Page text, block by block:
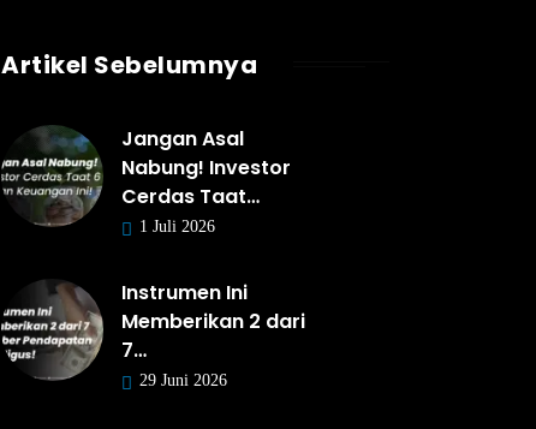
Artikel Sebelumnya
Jangan Asal
Nabung! Investor
Cerdas Taat…
1 Juli 2026
Instrumen Ini
Memberikan 2 dari
7…
29 Juni 2026